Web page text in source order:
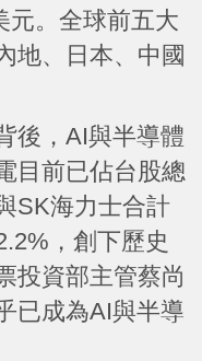
元。全球前五大
地、日本、中國
後，AI與半導體
目前已佔台股總
SK海力士合計
，創下歷史
投資部主管蔡尚
已成為AI與半導